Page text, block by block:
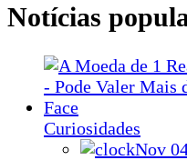
Notícias
Curiosidades
Nov